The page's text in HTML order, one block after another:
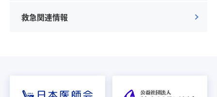
救急関連情報